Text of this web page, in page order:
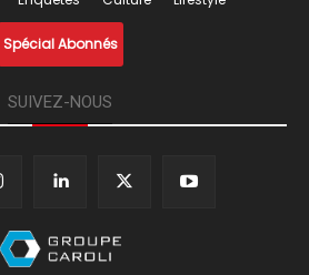
Spécial Abonnés
SUIVEZ-NOUS